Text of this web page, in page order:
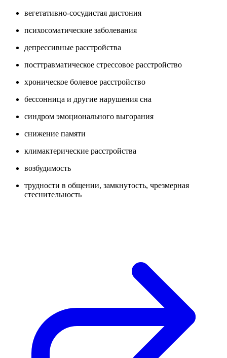
вегетативно-сосудистая дистония
психосоматические заболевания
депрессивные расстройства
посттравматическое стрессовое расстройство
хроническое болевое расстройство
бессонница и другие нарушения сна
синдром эмоционального выгорания
снижение памяти
климактерические расстройства
возбудимость
трудности в общении, замкнутость, чрезмерная
стеснительность